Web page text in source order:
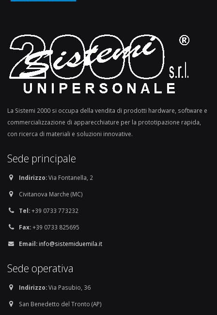
La Sistemi 2000 si occupa della vendita di prodotti hardware, software e
commercializzazione di apparecchiature per la prototipazione rapida,
con ricerca di materiali e soluzioni innovative.
Sede principale
Indirizzo:Via Fontanella, 2
Civitanova Marche (MC)
Tel:+39 0733 773232
Fax:+39 0733 825695
Email: info@sistemiduemila.it
Sede operativa
Indirizzo:Via Pasubio, 36
San Benedetto del Tronto (AP)